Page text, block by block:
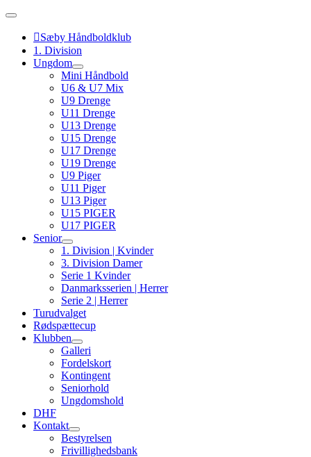
Skip
content Sæby Håndboldklub
1. Division
Ungdom
Mini Håndbold
U6 & U7 Mix
U9 Drenge
U11 Drenge
U13 Drenge
U15 Drenge
U17 Drenge
U19 Drenge
U9 Piger
U11 Piger
U13 Piger
U15 PIGER
U17 PIGER
Senior
1. Division | Kvinder
3. Division Damer
Serie 1 Kvinder
Danmarksserien | Herrer
Serie 2 | Herrer
Turudvalget
Rødspættecup
Klubben
Galleri
Fordelskort
Kontingent
Seniorhold
Ungdomshold
DHF
Kontakt
Bestyrelsen
Frivillighedsbank